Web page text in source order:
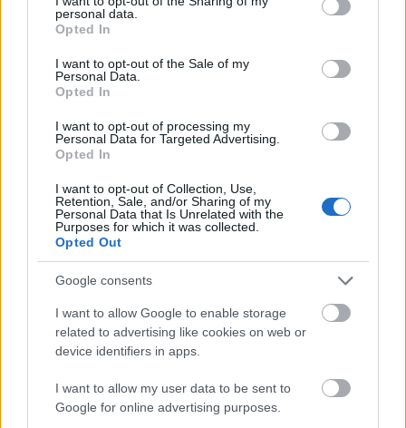
grant or deny consent to Google and its third-party tags to
use your data for below specified purposes in below Google
consent section.
personal data.
Opted In
I want to opt-out of the Sale of my
Personal Data.
Opted In
I want to opt-out of processing my
Personal Data for Targeted Advertising.
Opted In
I want to opt-out of Collection, Use,
Retention, Sale, and/or Sharing of my
Personal Data that Is Unrelated with the
Purposes for which it was collected.
Opted Out
Google consents
I want to allow Google to enable storage
related to advertising like cookies on web or
device identifiers in apps.
I want to allow my user data to be sent to
Google for online advertising purposes.
A zeller vízigénye szintén magasabb a mint a többi
gyökérzöldségé, ezért a gyakori öntözés nem
ültetvényt, ez a gyakorlatban annyit tesz, hogy
szórjunk például száraz fűnyesedéket vagy
talaj nedvességének megmaradását. A kezdetben
gyengécske palántákat semmiképpp se slaggal
növényeinket, inkább kannából, óvatosan végezzük a
műveletet. A palánták kihelyezését követően az első
öntözés legyen kiadós (iszapolás), ilyenkor tövenként
ne sajnáljunk közel fél liter vizet rájuk csurgatni. A
fiatal erőtlen példányoknak a gyomok komoly
konkurenciát jelentenek, így a gazolás is lényeges
teendő, kapa helyett (a véletlen zeller-irtást
elkerülendő) inkább a kezünket használjuk. Később
előkerülhet a kapa is, az ültetés és a betakarítás